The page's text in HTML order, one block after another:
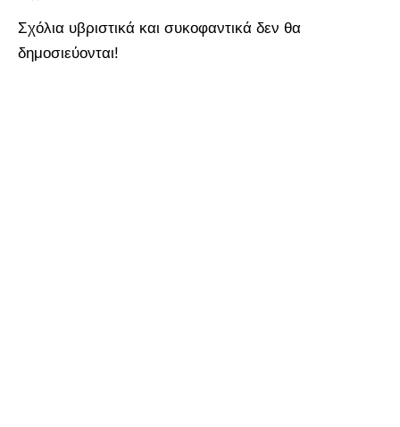
Σχόλια υβριστικά και συκοφαντικά δεν θα
δημοσιεύονται!